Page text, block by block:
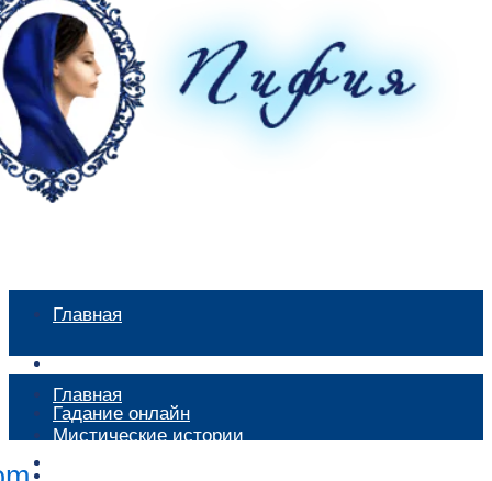
Главная
Гадание онлайн
Главная
Мистические истории